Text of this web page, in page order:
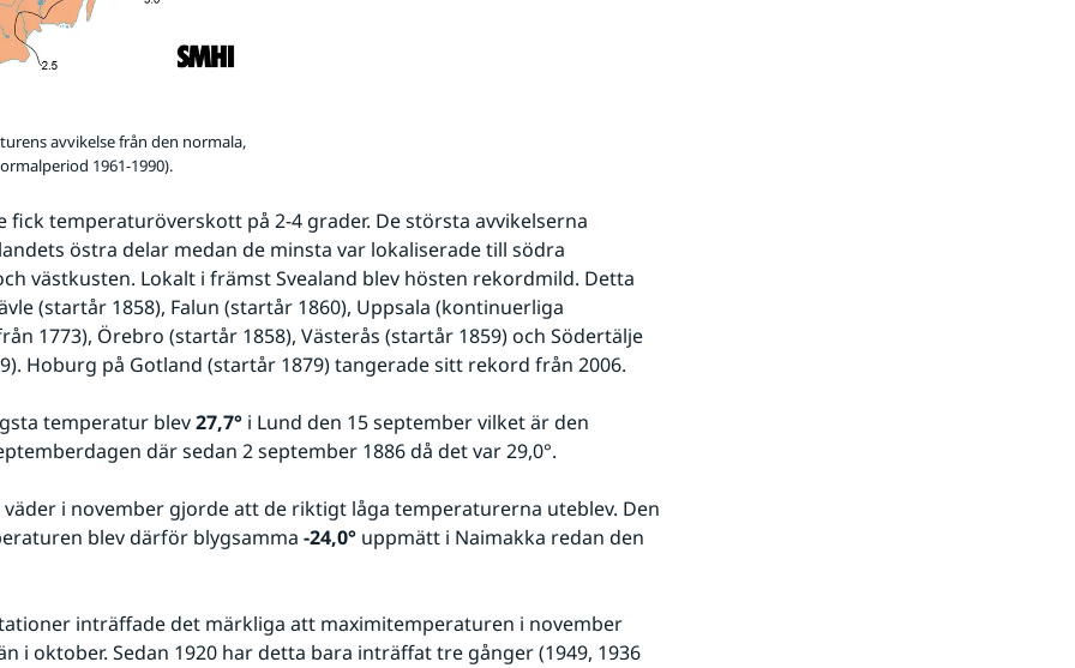
avvikelse från den normala,
1961-1990).
fick temperaturöverskott på 2-4 grader. De största avvikelserna
östra delar medan de minsta var lokaliserade till södra
västkusten. Lokalt i främst Svealand blev hösten rekordmild. Detta
(startår 1858), Falun (startår 1860), Uppsala (kontinuerliga
1773), Örebro (startår 1858), Västerås (startår 1859) och Södertälje
Hoburg på Gotland (startår 1879) tangerade sitt rekord från 2006.
temperatur blev 27,7° i Lund den 15 september vilket är den
där sedan 2 september 1886 då det var 29,0°.
i november gjorde att de riktigt låga temperaturerna uteblev. Den
blev därför blygsamma -24,0° uppmätt i Naimakka redan den
inträffade det märkliga att maximitemperaturen i november
i oktober. Sedan 1920 har detta bara inträffat tre gånger (1949, 1936